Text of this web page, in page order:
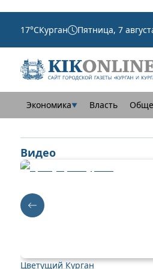
17°CКурган Пятница, 7
Экономика▼ Власть
Видео
Цветущий Курган